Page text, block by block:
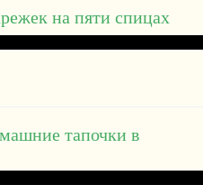
на пяти спицах
тапочки в